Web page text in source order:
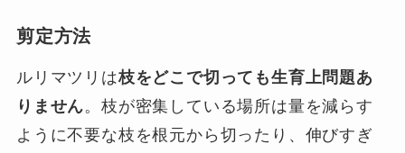
剪定方法
ルリマツリは枝をどこで切っても生育上問題あ
りません。枝が密集している場所は量を減らす
ように不要な枝を根元から切ったり、伸びすぎ